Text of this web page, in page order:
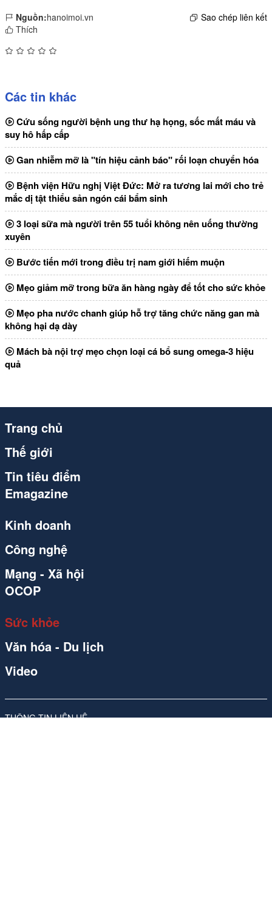
Nguồn:hanoimoi.vn
Sao chép liên kết
Thích
Các tin khác
Cứu sống người bệnh ung thư hạ họng, sốc mất máu và
suy hô hấp cấp
Gan nhiễm mỡ là "tín hiệu cảnh báo" rối loạn chuyển hóa
Bệnh viện Hữu nghị Việt Đức: Mở ra tương lai mới cho trẻ
mắc dị tật thiểu sản ngón cái bẩm sinh
3 loại sữa mà người trên 55 tuổi không nên uống thường
xuyên
Bước tiến mới trong điều trị nam giới hiếm muộn
Mẹo giảm mỡ trong bữa ăn hàng ngày để tốt cho sức khỏe
Mẹo pha nước chanh giúp hỗ trợ tăng chức năng gan mà
không hại dạ dày
Mách bà nội trợ mẹo chọn loại cá bổ sung omega-3 hiệu
quả
THÔNG TIN LIÊN HỆ
Trang chủ
Thế giới
Tin tiêu điểm
Emagazine
Kinh doanh
Công nghệ
Mạng - Xã hội
OCOP
Sức khỏe
Văn hóa - Du lịch
Video